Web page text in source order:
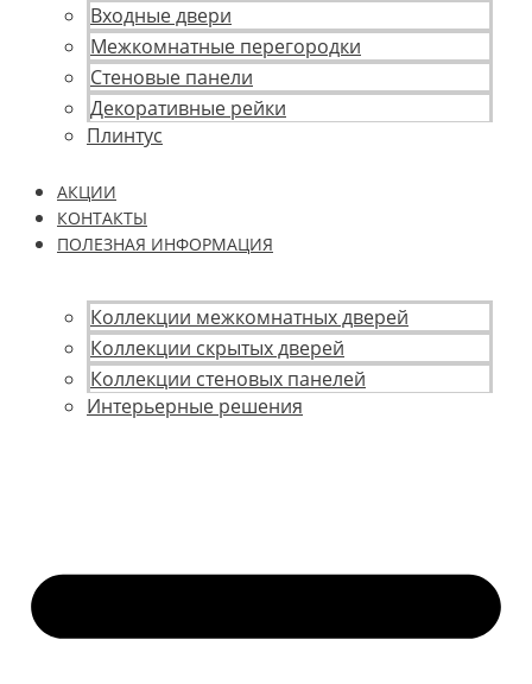
Входные двери
Межкомнатные перегородки
Стеновые панели
Декоративные рейки
Плинтус
АКЦИИ
КОНТАКТЫ
ПОЛЕЗНАЯ ИНФОРМАЦИЯ
Коллекции межкомнатных дверей
Коллекции скрытых дверей
Коллекции стеновых панелей
Интерьерные решения